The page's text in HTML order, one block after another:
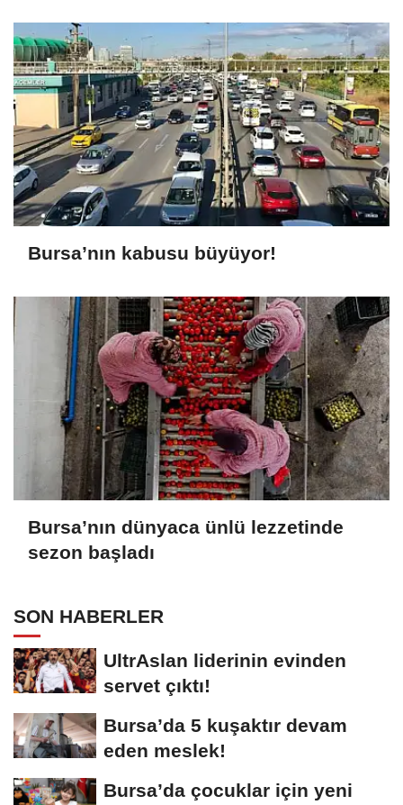
Bursa’nın kabusu büyüyor!
Bursa’nın dünyaca ünlü lezzetinde
sezon başladı
SON HABERLER
UltrAslan liderinin evinden
servet çıktı!
Bursa’da 5 kuşaktır devam
eden meslek!
Bursa’da çocuklar için yeni